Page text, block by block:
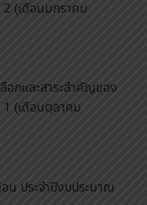
(เดือนมกราคม
อกและสาระสำคัญของ
(เดือนตุลาคม
น ประจำปีงบประมาณ